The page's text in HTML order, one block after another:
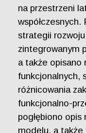
na przestrzeni
strategii
zintegrowanym
a także opisano
funkcjonalnych,
różnicowania
funkcjonalno-
pogłębiono
modelu, a